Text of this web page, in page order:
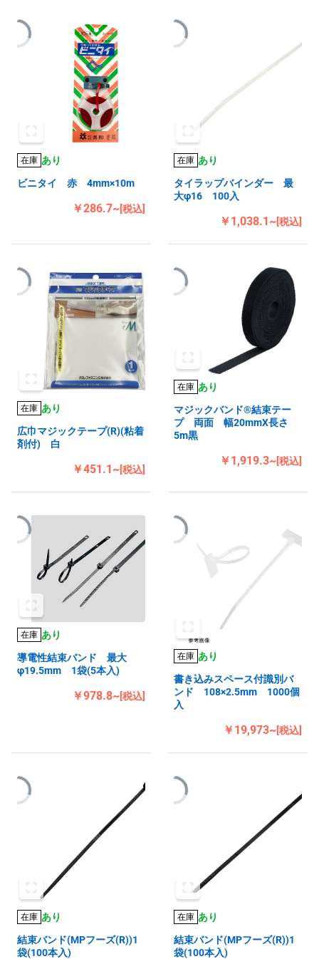
在庫 あり
ビニタイ 赤 4mm×10m
￥286.7~[税込]
在庫 あり
タイラップバインダー 最
大φ16 100入
￥1,038.1~[税込]
在庫 あり
広巾マジックテープ(R)(粘着
剤付) 白
￥451.1~[税込]
在庫 あり
マジックバンド®結束テー
プ 両面 幅20mmX長さ
5m黒
￥1,919.3~[税込]
在庫 あり
導電性結束バンド 最大
φ19.5mm 1袋(5本入)
￥978.8~[税込]
在庫 あり
書き込みスペース付識別バ
ンド 108×2.5mm 1000個
入
￥19,973~[税込]
在庫 あり
結束バンド(MPフーズ(R))1
袋(100本入)
在庫 あり
結束バンド(MPフーズ(R))1
袋(100本入)